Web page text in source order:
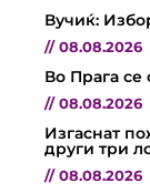
Вучиќ:
// 08.08.2026
Во Прага се
// 08.08.2026
Изгаснат
други три
// 08.08.2026